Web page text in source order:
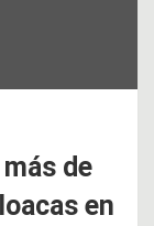
de
en